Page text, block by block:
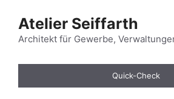
Inhalt
springen
Atelier Seiffarth
Architekt für Gewerbe,
Quick-Check